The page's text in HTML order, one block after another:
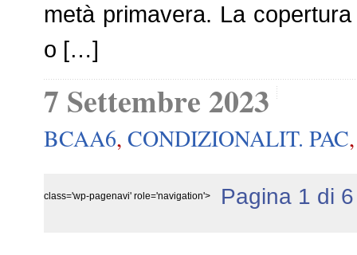
metà primavera. La
o […]
7 Settembre 2023
BCAA6, CONDIZIONALIT. PAC
class='wp-pagenavi' role='navigation'> Pagina 1 di 6